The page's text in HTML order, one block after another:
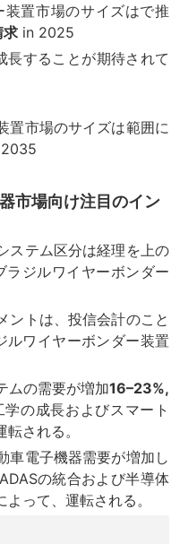
置市場のサイズはで推
求 in 2025
長することが期待されて
置市場のサイズは範囲に
市場向け注目のイン
ステム区分は経理を上の
ラジルワイヤーボンダー
ントは、投信会計のこと
ルワイヤーボンダー装置
ムの需要が増加16–23%,
の成長およびスマート
される。
車電子機器需要が増加し
の統合および半導体
って、運転される。